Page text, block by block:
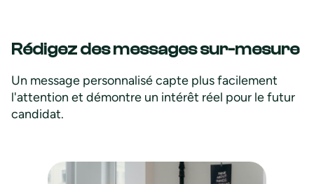
Rédigez des messages sur-mesure
Un message personnalisé capte plus facilement
l'attention et démontre un intérêt réel pour le futur
candidat.